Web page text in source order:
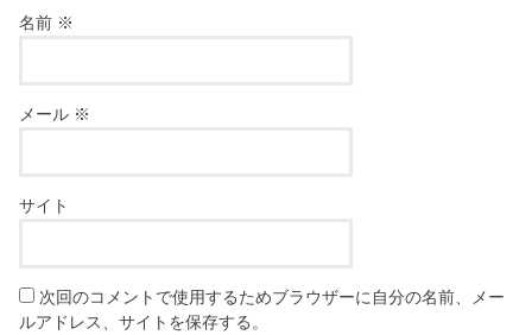
名前 ※
メール ※
サイト
次回のコメントで使用するためブラウザーに自分の名前、メー
ルアドレス、サイトを保存する。